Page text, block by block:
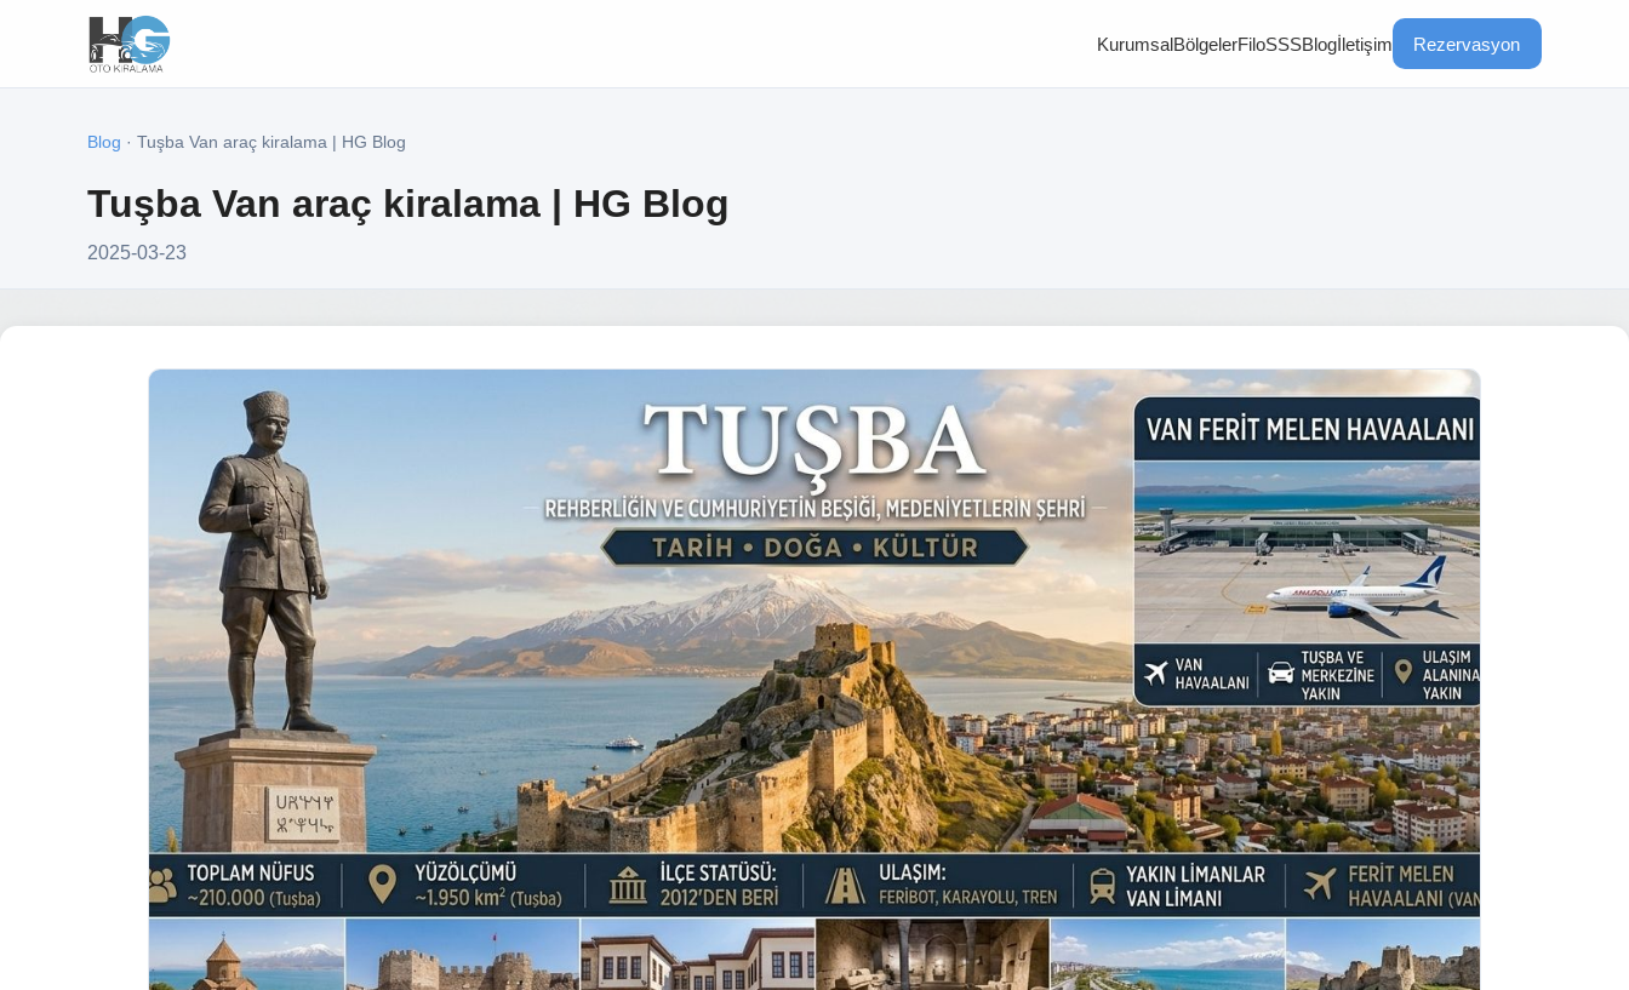
KurumsalBölgelerFiloSSSBlogİletişim Rezervasyon
Blog · Tuşba Van araç kiralama | HG Blog
Tuşba Van araç kiralama | HG Blog
2025-03-23